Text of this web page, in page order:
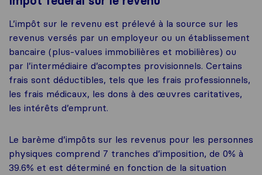
L’impôt sur le revenu est prélevé à la source sur les
revenus versés par un employeur ou un établissement
bancaire (plus-values immobilières et mobilières) ou
par l’intermédiaire d’acomptes provisionnels. Certains
frais sont déductibles, tels que les frais professionnels,
les frais médicaux, les dons à des œuvres caritatives,
les intérêts d’emprunt.
Le barème d’impôts sur les revenus pour les personnes
physiques comprend 7 tranches d’imposition, de 0% à
39.6% et est déterminé en fonction de la situation